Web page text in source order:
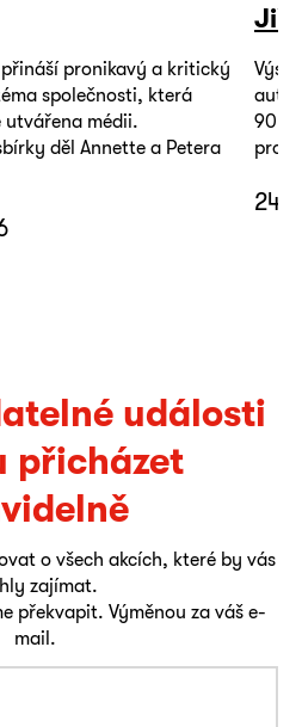
přináší pronikavý a kritický
společnosti, která
utvářena médii.
děl Annette a Petera
Jiří
90.
24.
události
přicházet
o všech akcích, které by vás
zajímat.
překvapit. Výměnou za váš e-
mail.